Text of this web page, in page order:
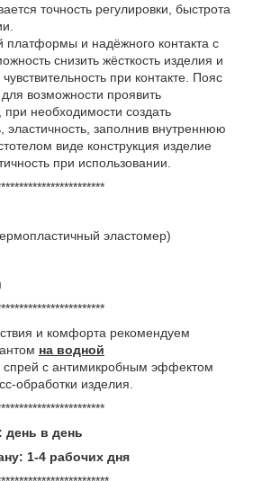
точность регулировки, быстрота
платформы и надёжного контакта с
снизить жёсткость изделия и
при контакте. Пояс
возможности проявить
необходимости создать
эластичность, заполнив внутреннюю
виде конструкция изделие
при использовании.
эластомер)
и комфорта рекомендуем
на водной
с антимикробным эффектом
обработки изделия.
день в день
1-4 рабочих дня